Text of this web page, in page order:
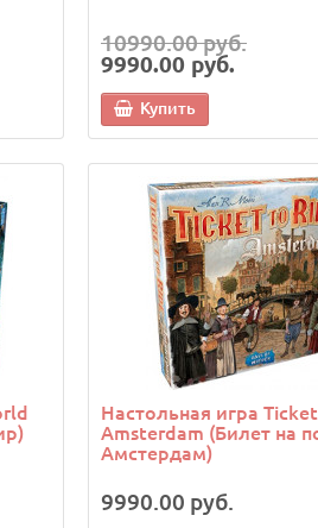
10990.00 руб.
9990.00 руб.
Купить
Настольная игра
Amsterdam (Билет на
Амстердам)
9990.00 руб.